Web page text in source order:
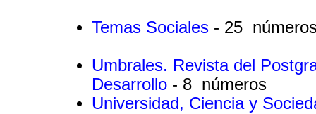
Temas Sociales - 25
Umbrales. Revista del
Desarrollo - 8 números
Universidad, Ciencia y